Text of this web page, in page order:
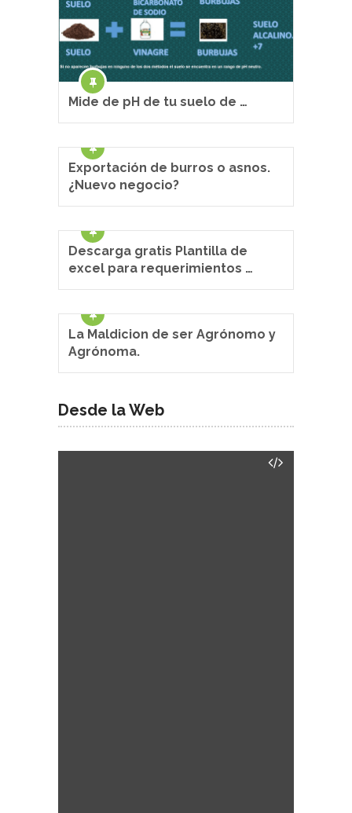
Mide de pH de tu suelo de …
Exportación de burros o asnos.
¿Nuevo negocio?
Descarga gratis Plantilla de
excel para requerimientos …
La Maldicion de ser Agrónomo y
Agrónoma.
Desde la Web